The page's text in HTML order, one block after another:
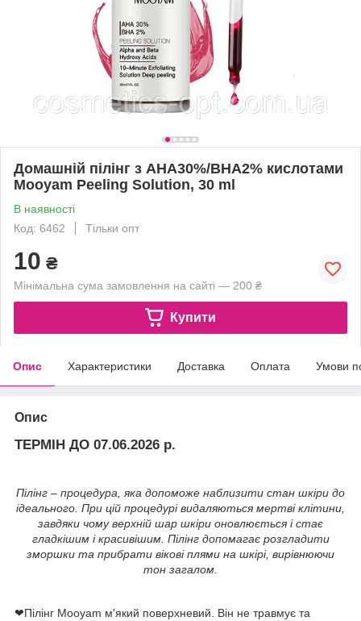
Домашній пілінг з AHA30%/BHA2% кислотами
Mooyam Peeling Solution, 30 ml
В наявності
Код: 6462
Тільки опт
10 ₴
Мінімальна сума замовлення на сайті — 200 ₴
Купити
Опис Характеристики Доставка Оплата Умови
Опис
ТЕРМІН ДО 07.06.2026 р.
Пілінг – процедура, яка допоможе наблизити стан шкіри до
ідеального. При цій процедурі видаляються мертві клітини,
завдяки чому верхній шар шкіри оновлюється і стає
гладкішим і красивішим. Пілінг допомагає розгладити
зморшки та прибрати вікові плями на шкірі, вирівнюючи
тон загалом.
❤Пілінг Mooyam м'який поверхневий. Він не травмує та